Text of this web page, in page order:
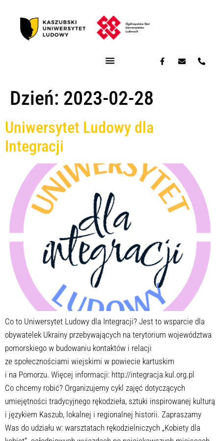
Dzień: 2023-02-28
Uniwersytet Ludowy dla
Integracji
Co to Uniwersytet Ludowy dla Integracji? Jest to wsparcie dla
obywatelek Ukrainy przebywających na terytorium województwa
pomorskiego w budowaniu kontaktów i relacji
ze społecznościami wiejskimi w powiecie kartuskim
i na Pomorzu. Więcej informacji: http://integracja.kul.org.pl
Co chcemy robić? Organizujemy cykl zajęć dotyczących
umiejętności tradycyjnego rękodzieła, sztuki inspirowanej kulturą
i językiem Kaszub, lokalnej i regionalnej historii. Zapraszamy
Was do udziału w: warsztatach rękodzielniczych „Kobiety dla